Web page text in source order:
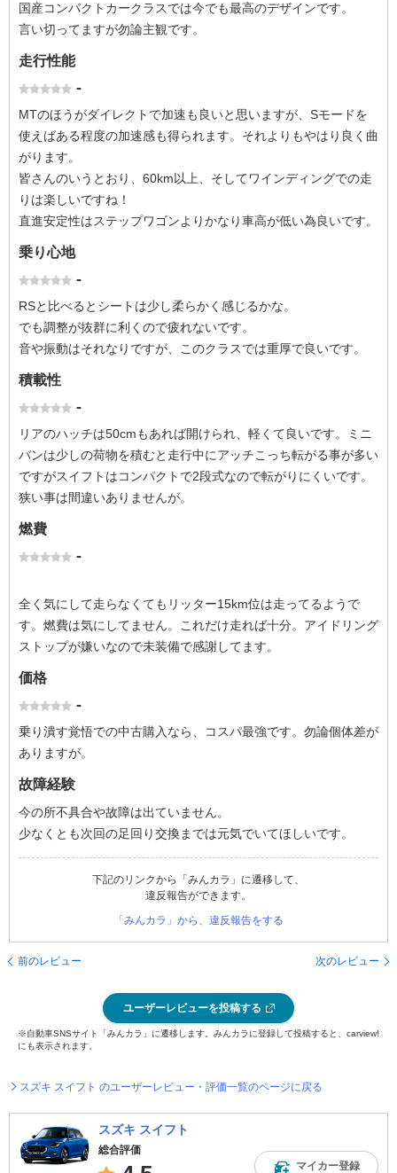
国産コンパクトカークラスでは今でも最高のデザインです。
言い切ってますが勿論主観です。
走行性能
-
MTのほうがダイレクトで加速も良いと思いますが、Sモードを
使えばある程度の加速感も得られます。それよりもやはり良く曲
がります。
皆さんのいうとおり、60km以上、そしてワインディングでの走
りは楽しいですね！
直進安定性はステップワゴンよりかなり車高が低い為良いです。
乗り心地
-
RSと比べるとシートは少し柔らかく感じるかな。
でも調整が抜群に利くので疲れないです。
音や振動はそれなりですが、このクラスでは重厚で良いです。
積載性
-
リアのハッチは50cmもあれば開けられ、軽くて良いです。ミニ
バンは少しの荷物を積むと走行中にアッチこっち転がる事が多い
ですがスイフトはコンパクトで2段式なので転がりにくいです。
狭い事は間違いありませんが。
燃費
-
全く気にして走らなくてもリッター15km位は走ってるようで
す。燃費は気にしてません。これだけ走れば十分。アイドリング
ストップが嫌いなので未装備で感謝してます。
価格
-
乗り潰す覚悟での中古購入なら、コスパ最強です。勿論個体差が
ありますが。
故障経験
今の所不具合や故障は出ていません。
少なくとも次回の足回り交換までは元気でいてほしいです。
下記のリンクから「みんカラ」に遷移して、
違反報告ができます。
「みんカラ」から、違反報告をする
前のレビュー 次のレビュー
ユーザーレビューを投稿する
※自動車SNSサイト「みんカラ」に遷移します。みんカラに登録して投稿すると、carview!
にも表示されます。
スズキ スイフト のユーザーレビュー・評価一覧のページに戻る
スズキ スイフト
総合評価
マイカー登録